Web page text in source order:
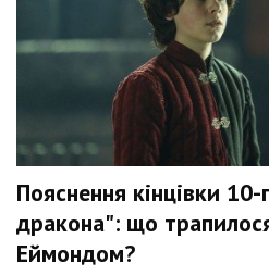
Пояснення кінцівки
дракона": що
Еймондом?